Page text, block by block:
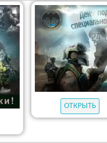
ОТКРЫТЬ